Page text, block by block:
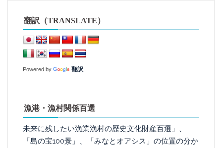
翻訳（TRANSLATE）
Powered by 翻訳
漁港・漁村関係百選
未来に残したい漁業漁村の歴史文化財産百選」、
「島の宝100景」、「みなとオアシス」の位置の分か